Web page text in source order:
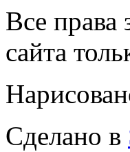
Все права
сайта
Сделано в